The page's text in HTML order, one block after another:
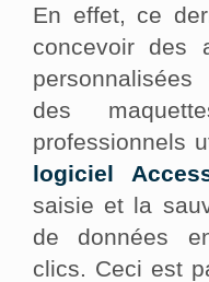
En effet, ce
concevoir des
des
professionnels
logiciel
saisie et la
de données
clics. Ceci est